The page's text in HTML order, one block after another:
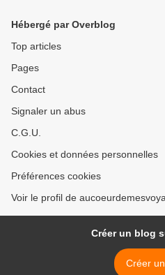
Hébergé par Overblog
Top articles
Pages
Contact
Signaler un abus
C.G.U.
Cookies et données personnelles
Préférences cookies
Voir le profil de
Créer un blog
Créer